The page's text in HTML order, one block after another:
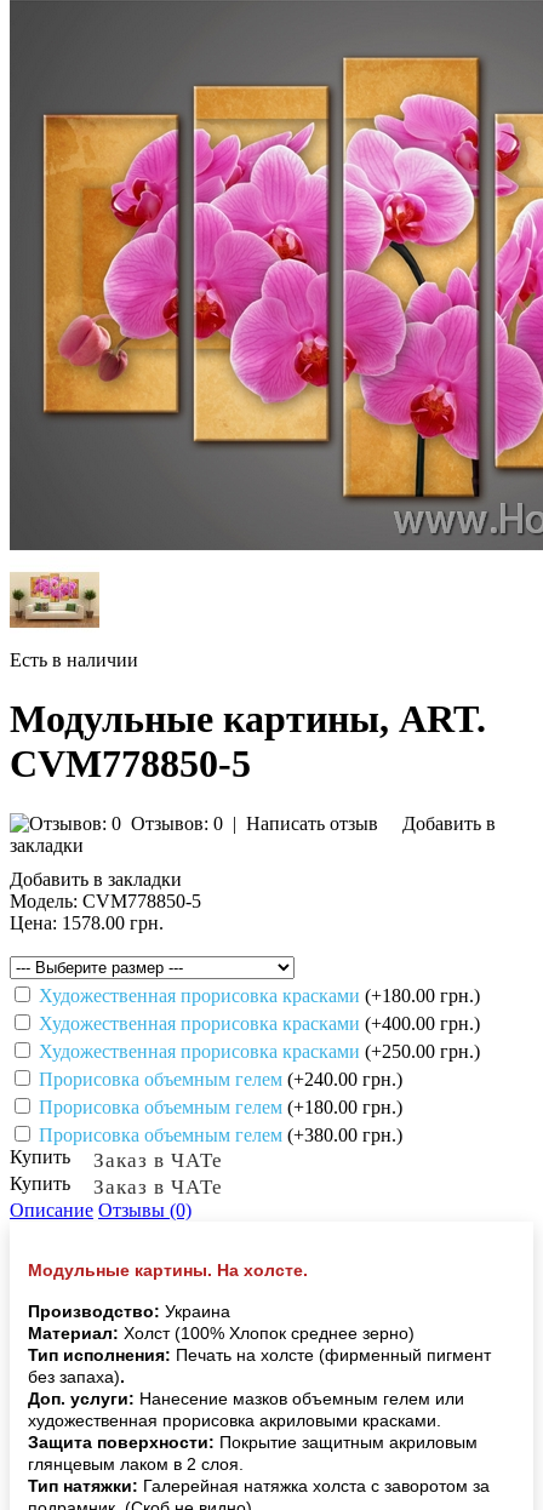
Есть в наличии
Модульные картины, ART.
CVM778850-5
Отзывов: 0 | Написать отзыв
Добавить в
закладки
Добавить в закладки
Модель: CVM778850-5
Цена: 1578.00 грн.
Художественная прорисовка красками (+180.00 грн.)
Художественная прорисовка красками (+400.00 грн.)
Художественная прорисовка красками (+250.00 грн.)
Прорисовка объемным гелем (+240.00 грн.)
Прорисовка объемным гелем (+180.00 грн.)
Прорисовка объемным гелем (+380.00 грн.)
Купить
Заказ в ЧАТе
Купить Заказ в ЧАТе
Описание Отзывы (0)
Модульные картины. На холсте.
Производство: Украина
Материал: Холст (100% Хлопок среднее зерно)
Тип исполнения: Печать на холсте (фирменный пигмент
без запаха).
Доп. услуги: Нанесение мазков объемным гелем или
художественная прорисовка акриловыми красками.
Защита поверхности: Покрытие защитным акриловым
глянцевым лаком в 2 слоя.
Тип натяжки: Галерейная натяжка холста с заворотом за